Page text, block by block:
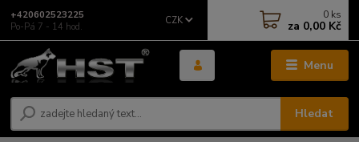
Menu
CZK
Hledat
+420602523225
Po-Pá 7 - 14 hod.
0 ks
za 0,00 Kč